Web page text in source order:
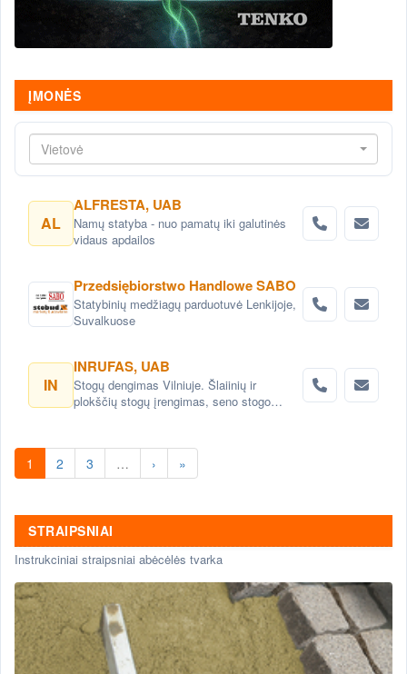
ĮMONĖS
Vietovė
AL
ALFRESTA, UAB
Namų statyba - nuo pamatų iki galutinės
vidaus apdailos
Przedsiębiorstwo Handlowe SABO
Statybinių medžiagų parduotuvė Lenkijoje,
Suvalkuose
IN
INRUFAS, UAB
Stogų dengimas Vilniuje. Šlaiinių ir
plokščių stogų įrengimas, seno stogo
Vilniuje. Stogų remonto darbai, stogo
renovacija Vilniuje.
1 2 3 … › »
STRAIPSNIAI
Instrukciniai straipsniai abėcėlės tvarka